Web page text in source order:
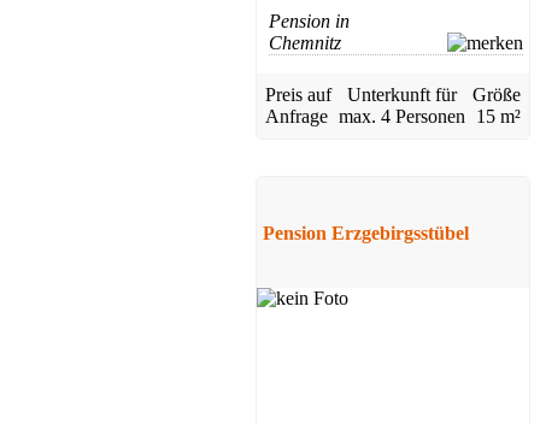
Pension in
Chemnitz
Preis auf
Anfrage
Unterkunft für
max.4 Personen
Größe
15 m²
Pension Erzgebirgsstübel